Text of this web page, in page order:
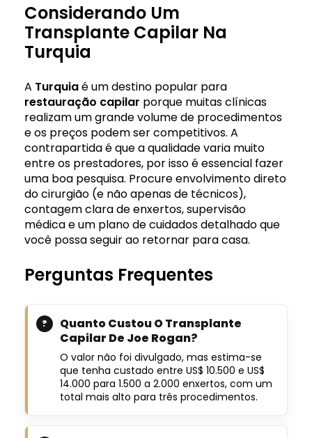
Considerando Um
Transplante Capilar Na
Turquia
A Turquiaé um destino popular para
restauração capilar porque muitas clínicas
realizam um grande volume de procedimentos
e os preços podem ser competitivos. A
contrapartida é que a qualidade varia muito
entre os prestadores, por isso é essencial fazer
uma boa pesquisa. Procure envolvimento direto
do cirurgião (e não apenas de técnicos),
contagem clara de enxertos, supervisão
médica e um plano de cuidados detalhado que
você possa seguir ao retornar para casa.
Perguntas Frequentes
Quanto Custou O Transplante
Capilar De Joe Rogan?
O valor não foi divulgado, mas estima-se
que tenha custado entre US$ 10.500 e US$
14.000 para 1.500 a 2.000 enxertos, com um
total mais alto para três procedimentos.